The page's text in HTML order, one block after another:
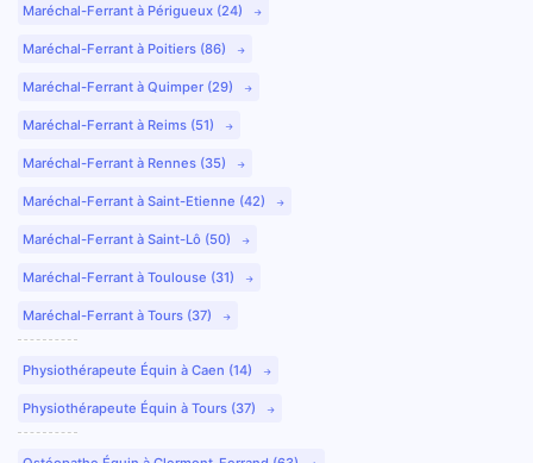
Maréchal-Ferrant à Périgueux (24)
Maréchal-Ferrant à Poitiers (86)
Maréchal-Ferrant à Quimper (29)
Maréchal-Ferrant à Reims (51)
Maréchal-Ferrant à Rennes (35)
Maréchal-Ferrant à Saint-Etienne (42)
Maréchal-Ferrant à Saint-Lô (50)
Maréchal-Ferrant à Toulouse (31)
Maréchal-Ferrant à Tours (37)
Physiothérapeute Équin à Caen (14)
Physiothérapeute Équin à Tours (37)